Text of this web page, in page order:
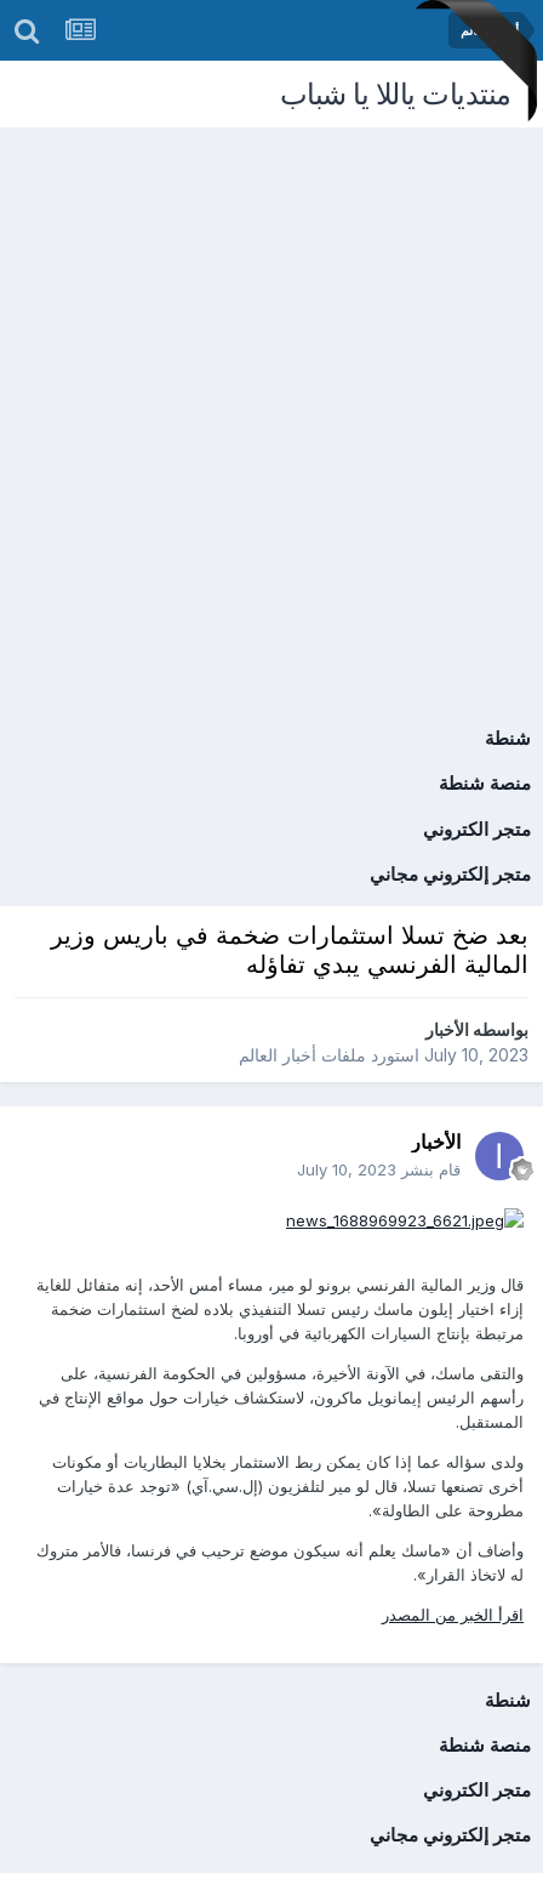
أخبار العالم
منتديات ياللا يا شباب
شنطة
منصة شنطة
متجر الكتروني
متجر إلكتروني مجاني
بعد ضخ تسلا استثمارات ضخمة في باريس وزير
المالية الفرنسي يبدي تفاؤله
بواسطهالأخبار
July 10, 2023استورد ملفات أخبار العالم
الأخبار
قام بنشر July 10, 2023
قال وزير المالية الفرنسي برونو لو مير، مساء أمس الأحد، إنه متفائل للغاية
إزاء اختيار إيلون ماسك رئيس تسلا التنفيذي بلاده لضخ استثمارات ضخمة
مرتبطة بإنتاج السيارات الكهربائية في أوروبا.
والتقى ماسك، في الآونة الأخيرة، مسؤولين في الحكومة الفرنسية، على
رأسهم الرئيس إيمانويل ماكرون، لاستكشاف خيارات حول مواقع الإنتاج في
المستقبل.
ولدى سؤاله عما إذا كان يمكن ربط الاستثمار بخلايا البطاريات أو مكونات
أخرى تصنعها تسلا، قال لو مير لتلفزيون (إل.سي.آي) «توجد عدة خيارات
مطروحة على الطاولة».
وأضاف أن «ماسك يعلم أنه سيكون موضع ترحيب في فرنسا، فالأمر متروك
له لاتخاذ القرار».
اقرأ الخبر من المصدر
شنطة
منصة شنطة
متجر الكتروني
متجر إلكتروني مجاني